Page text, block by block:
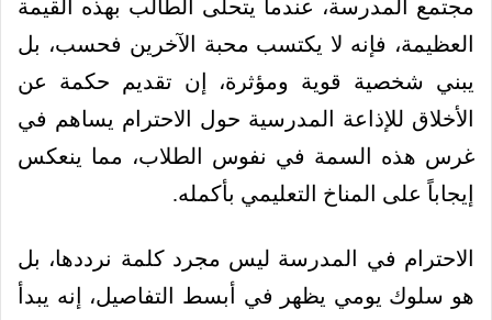
مجتمع المدرسة، عندما يتحلى الطالب بهذه القيمة
العظيمة، فإنه لا يكتسب محبة الآخرين فحسب، بل
يبني شخصية قوية ومؤثرة، إن تقديم حكمة عن
الأخلاق للإذاعة المدرسية حول الاحترام يساهم في
غرس هذه السمة في نفوس الطلاب، مما ينعكس
إيجاباً على المناخ التعليمي بأكمله.
الاحترام في المدرسة ليس مجرد كلمة نرددها، بل
هو سلوك يومي يظهر في أبسط التفاصيل، إنه يبدأ